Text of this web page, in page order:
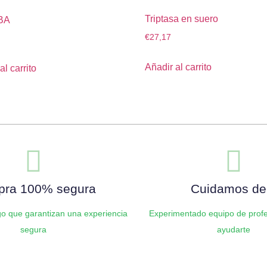
carrito
Triptasa en suero
€27,17
Añadir al carrito
100% segura
que garantizan una experiencia
segura
Cuidamos
Experimentado equipo de
ayudarte